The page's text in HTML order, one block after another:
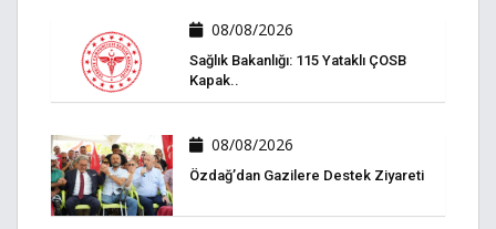
08/08/2026
Sağlık Bakanlığı: 115 Yataklı ÇOSB
Kapak..
08/08/2026
Özdağ’dan Gazilere Destek Ziyareti